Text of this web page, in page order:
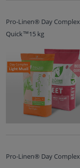
Pro-Linen® Day
Quick™15 kg
Pro-Linen® Day